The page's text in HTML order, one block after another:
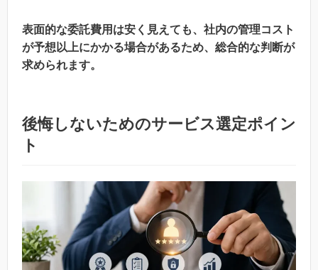
表面的な委託費用は安く見えても、社内の管理コスト
が予想以上にかかる場合があるため、総合的な判断が
求められます。
後悔しないためのサービス選定ポイン
ト